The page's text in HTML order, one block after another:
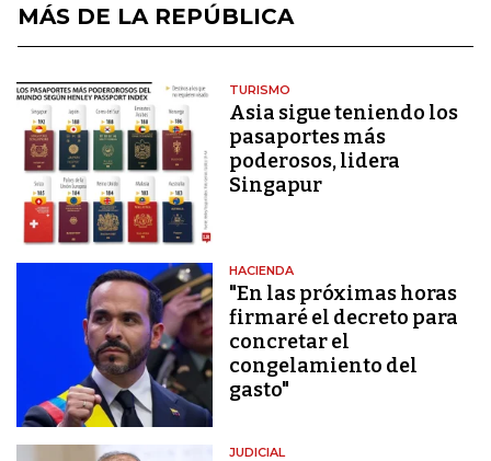
MÁS DE LA REPÚBLICA
TURISMO
Asia sigue teniendo los
pasaportes más
poderosos, lidera
Singapur
HACIENDA
"En las próximas horas
firmaré el decreto para
concretar el
congelamiento del
gasto"
JUDICIAL